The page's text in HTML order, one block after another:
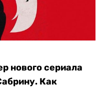
нового сериала
Как